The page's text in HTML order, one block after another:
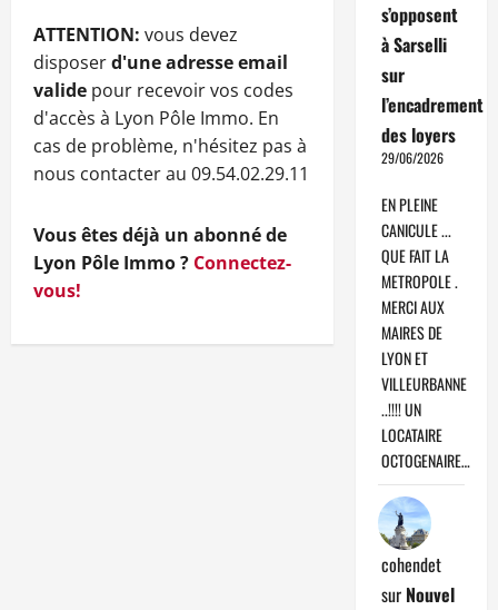
ATTENTION: vous devez
disposerd'une adresse email
valide pour recevoir vos codes
d'accès à Lyon Pôle Immo. En
cas de problème, n'hésitez pas à
nous contacter au 09.54.02.29.11
Vous êtes déjà un abonné de
Lyon Pôle Immo ? Connectez-
vous!
s’opposent
à Sarselli
sur
l’encadrement
des loyers
29/06/2026
EN PLEINE
CANICULE ...
QUE FAIT LA
METROPOLE .
MERCI AUX
MAIRES DE
LYON ET
VILLEURBANNE
..!!!! UN
LOCATAIRE
OCTOGENAIRE…
cohendet
sur Nouvel